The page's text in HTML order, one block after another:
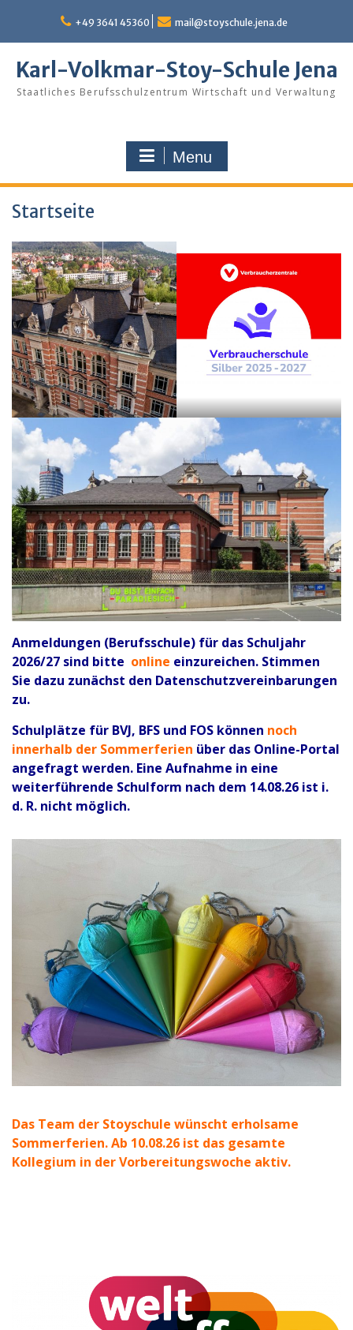
content
+49 3641 45360 mail@stoyschule.jena.de
Karl-Volkmar-Stoy-Schule Jena
Staatliches Berufsschulzentrum Wirtschaft und Verwaltung
Menu
Startseite
Anmeldungen (Berufsschule) für das Schuljahr
2026/27 sind bitte online einzureichen. Stimmen
Sie dazu zunächst den Datenschutzvereinbarungen
zu.
Schulplätze für BVJ, BFS und FOS können noch
innerhalb der Sommerferien über das Online-Portal
angefragt werden. Eine Aufnahme in eine
weiterführende Schulform nach dem 14.08.26 ist i.
d. R. nicht möglich.
Das Team der Stoyschule wünscht erholsame
Sommerferien. Ab 10.08.26 ist das gesamte
Kollegium in der Vorbereitungswoche aktiv.